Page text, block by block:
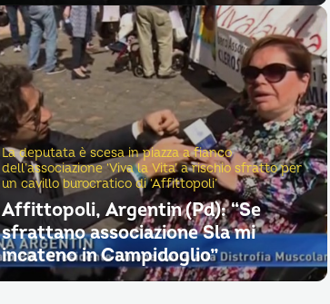
La deputata è scesa in piazza a fianco
dell’associazione ‘Viva la Vita’ a rischio sfratto per
un cavillo burocratico di ‘Affittopoli’
Affittopoli, Argentin (Pd): “Se
sfrattano associazione Sla mi
incateno in Campidoglio”